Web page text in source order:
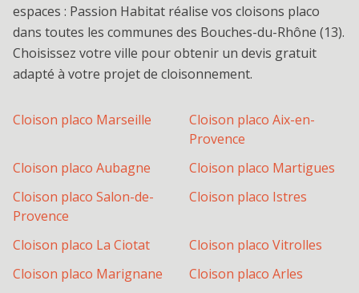
espaces : Passion Habitat réalise vos cloisons placo
dans toutes les communes des Bouches-du-Rhône (13).
Choisissez votre ville pour obtenir un devis gratuit
adapté à votre projet de cloisonnement.
Cloison placo Marseille Cloison placo Aix-en-
Provence
Cloison placo Aubagne Cloison placo Martigues
Cloison placo Salon-de-
Provence
Cloison placo Istres
Cloison placo La Ciotat Cloison placo Vitrolles
Cloison placo Marignane Cloison placo Arles